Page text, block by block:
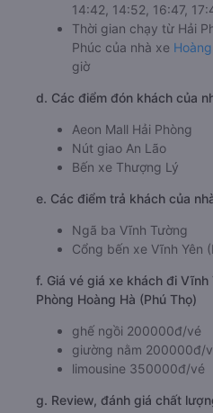
14:42, 14:52, 16:47,
Thời gian chạy từ Hải
Phúc của nhà xe
giờ
d. Các điểm đón khách của
Aeon Mall Hải Phòng
Nút giao An Lão
Bến xe Thượng Lý
e. Các điểm trả khách của
Ngã ba Vĩnh Tường
Cổng bến xe Vĩnh Yên
f. Giá vé giá xe khách đi
Phòng Hoàng Hà (Phú Thọ)
ghế ngồi 200000đ/vé
giường nằm 200000đ/
limousine 350000đ/vé
g. Review, đánh giá chất